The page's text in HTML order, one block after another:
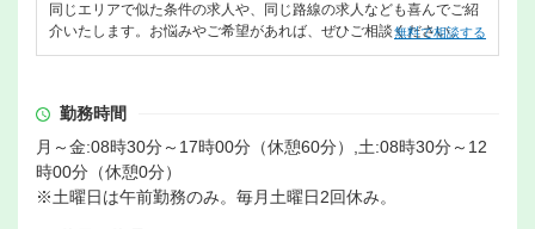
同じエリアで似た条件の求人や、同じ路線の求人なども喜んでご紹
介いたします。お悩みやご希望があれば、ぜひご相談ください。
無料で相談する
勤務時間
月～金:08時30分～17時00分（休憩60分）,土:08時30分～12
時00分（休憩0分）
※土曜日は午前勤務のみ。毎月土曜日2回休み。